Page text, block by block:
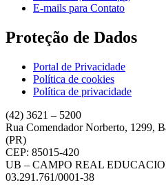
E-mails para Contato
Proteção de Dados
Portal de Privacidade
Política de cookies
Política de privacidade
(42) 3621 – 5200
Rua Comendador Norberto, 1299,
(PR)
CEP: 85015-420
UB – CAMPO REAL
03.291.761/0001-38